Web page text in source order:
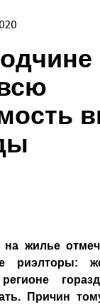
жилье
риэлторы:
Причин